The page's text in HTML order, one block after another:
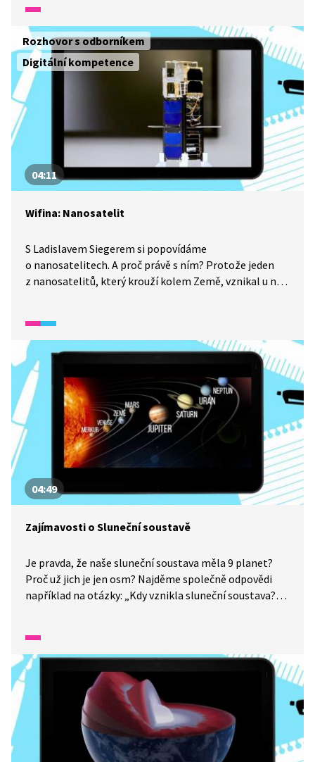
okomentoval snímky americký prezident Joe Biden.
Rozhovor s odborníkem
Digitální kompetence
04:11
Wifina: Nanosatelit
S Ladislavem Siegerem si popovídáme
o nanosatelitech. A proč právě s ním? Protože jeden
z nanosatelitů, který krouží kolem Země, vznikal u nás
a satelitem? To vše, a mnohem více se dozvíte
ze zajímavého rozhovoru s tímto odborníkem.
04:49
Zajímavosti o Sluneční soustavě
Je pravda, že naše sluneční soustava měla 9 planet?
Proč už jich je jen osm? Najděme společně odpovědi
například na otázky: „Kdy vznikla sluneční soustava?
zmenšuje? Proč tomu tak je, se dozvíme ve Wifině!